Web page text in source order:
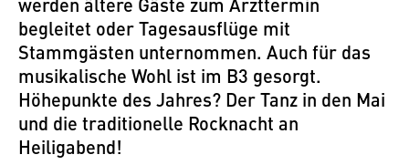
begleitet oder Tagesausflüge mit
Stammgästen unternommen. Auch für das
musikalische Wohl ist im B3 gesorgt.
Höhepunkte des Jahres? Der Tanz in den Mai
und die traditionelle Rocknacht an
Heiligabend!